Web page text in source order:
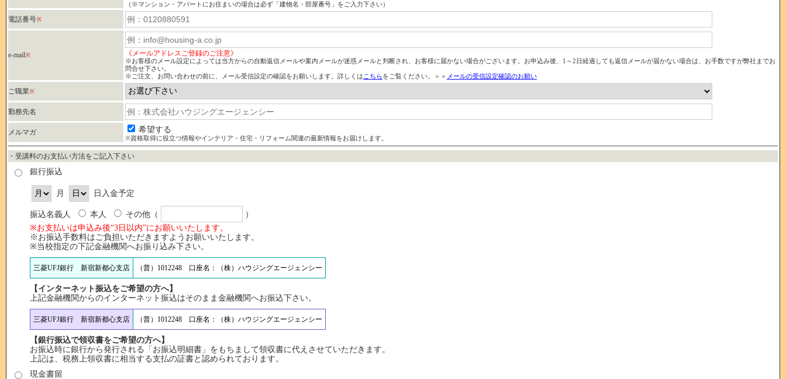
（※マンション・アパートにお住まいの場合は必ず「建物名・部屋番号」をご入力下さい）
電話番号※
e-mail※ 《メールアドレスご登録のご注意》
※お客様のメール設定によっては当方からの自動返信メールや案内メールが迷惑メールと判断され、お客様に届かない場合がございます。お申込み後、1～2日経過しても返信メールが届かない場合は、お手数ですが弊社までお
問合せ下さい。
※ご注文、お問い合わせの前に、メール受信設定の確認をお願いします。詳しくは こちらをご覧ください。＞＞ メールの受信設定確認のお願い
ご職業※
勤務先名
メルマガ 希望する
※資格取得に役立つ情報やインテリア・住宅・リフォーム関連の最新情報をお届けします。
・受講料のお支払い方法をご記入下さい
銀行振込
月 日入金予定
振込名義人 本人 その他（
）
※お支払いは申込み後“3日以内”にお願いいたします。
※お振込手数料はご負担いただきますようお願いいたします。
※当校指定の下記金融機関へお振り込み下さい。
三菱UFJ銀行 新宿新都心支店 （普）1012248 口座名：（株）ハウジングエージェンシー
【インターネット振込をご希望の方へ】
上記金融機関からのインターネット振込はそのまま金融機関へお振込下さい。
三菱UFJ銀行 新宿新都心支店 （普）1012248 口座名：（株）ハウジングエージェンシー
【銀行振込で領収書をご希望の方へ】
お振込時に銀行から発行される「お振込明細書」をもちまして領収書に代えさせていただきます。
上記は、税務上領収書に相当する支払の証書と認められております。
現金書留